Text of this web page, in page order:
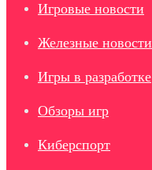
Игровые новости
Железные новости
Игры в разработке
Обзоры игр
Киберспорт